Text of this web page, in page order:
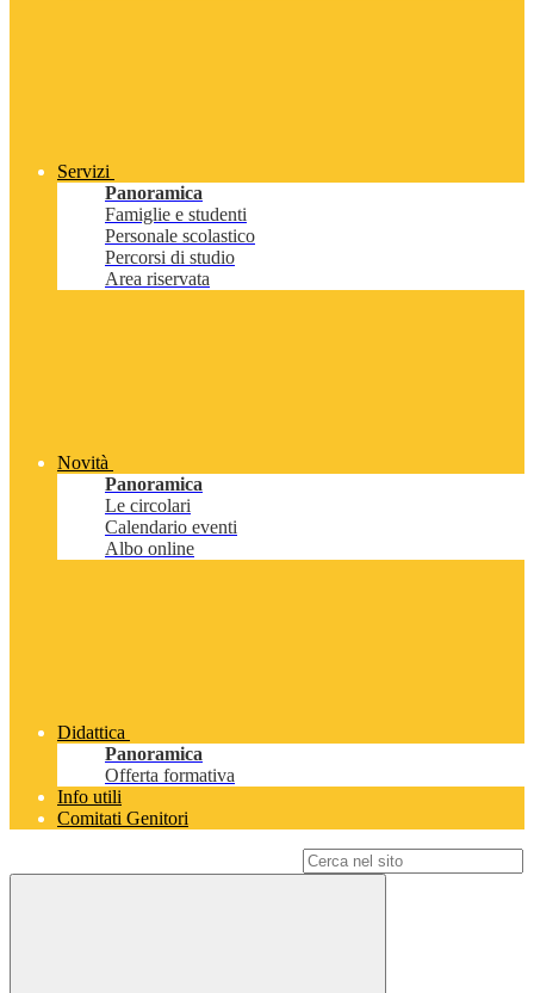
Servizi
Panoramica
Famiglie e studenti
Personale scolastico
Percorsi di studio
Area riservata
Novità
Panoramica
Le circolari
Calendario eventi
Albo online
Didattica
Panoramica
Offerta formativa
Info utili
Comitati Genitori